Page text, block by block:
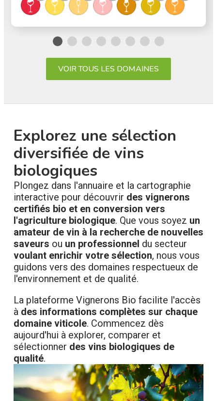
VOIR TOUS LES DOMAINES
Explorez une sélection
diversifiée de vins
biologiques
Plongez dans l'annuaire et la cartographie
interactive pour découvrir des vignerons
certifiés bio et en conversion vers
l'agriculture biologique. Que vous soyez un
amateur de vin à la recherche de nouvelles
saveurs ou un professionnel du secteur
voulant enrichir votre sélection, nous vous
guidons vers des domaines respectueux de
l'environnement et de qualité.
La plateforme Vignerons Bio facilite l'accès
à des informations complètes sur chaque
domaine viticole. Commencez dès
aujourd'hui à explorer, comparer et
sélectionner des vins biologiques de
qualité.